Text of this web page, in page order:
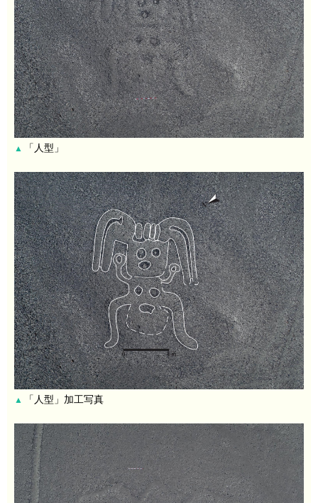
▲ 「人型」
▲ 「人型」加工写真